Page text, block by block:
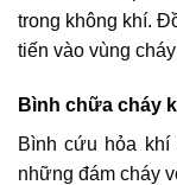
trong không khí.
tiến vào vùng
Bình chữa cháy
Bình cứu hỏa
những đám cháy